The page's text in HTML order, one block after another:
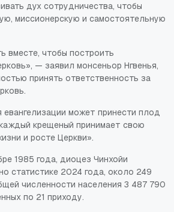
дух сотрудничества, чтобы
миссионерскую и самостоятельную
вместе, чтобы построить
— заявил монсеньор Нгвенья,
принять ответственность за
может принести плод
крещеный принимает свою
и росте Церкви».
1985 года, диоцез Чинхойи
статистике 2024 года, около 249
численности населения 3 487 790
по 21 приходу.